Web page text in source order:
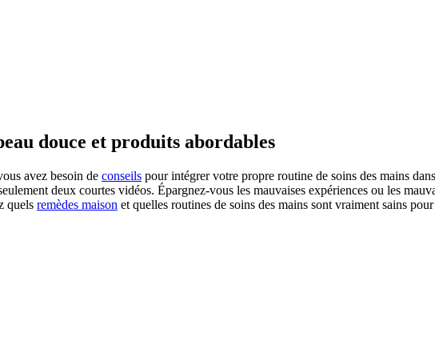
douce et produits abordables
avez besoin de conseils pour intégrer votre propre routine de soins des mains
deux courtes vidéos. Épargnez-vous les mauvaises expériences ou les
quels remèdes maison et quelles routines de soins des mains sont vraiment sains